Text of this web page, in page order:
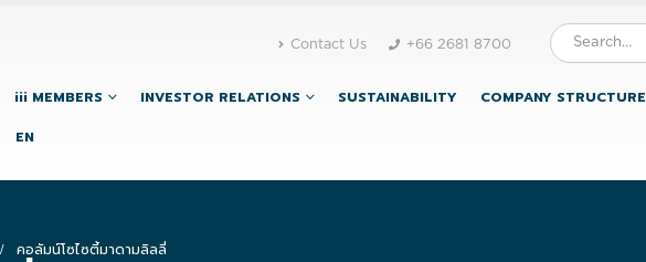
Contact Us +66 2681 8700
iii MEMBERS INVESTOR RELATIONS SUSTAINABILITY
COMPANY STRUCTURE
EN
คอลัมน์โซไซตี้มาดามลิลลี่